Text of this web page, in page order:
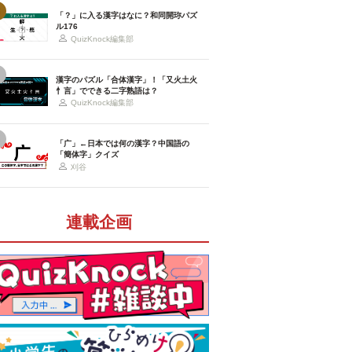
「？」に入る漢字はなに？和同開珎パズ
ル176
QuizKnock編集部
漢字のパズル「合体漢字」！「又火土火
忄言」でできる二字熟語は？
QuizKnock編集部
「广」←日本では何の漢字？中国語の
「簡体字」クイズ
刈谷
連載企画